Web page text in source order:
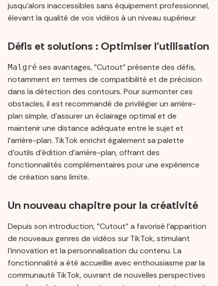
jusqu'alors inaccessibles sans équipement professionnel,
élevant la qualité de vos vidéos à un niveau supérieur.
Défis et solutions : Optimiser l'utilisation
Malgré ses avantages, "Cutout" présente des défis,
notamment en termes de compatibilité et de précision
dans la détection des contours. Pour surmonter ces
obstacles, il est recommandé de privilégier un arrière-
plan simple, d'assurer un éclairage optimal et de
maintenir une distance adéquate entre le sujet et
l'arrière-plan. TikTok enrichit également sa palette
d'outils d'édition d'arrière-plan, offrant des
fonctionnalités complémentaires pour une expérience
de création sans limite.
Un nouveau chapitre pour la créativité
Depuis son introduction, "Cutout" a favorisé l'apparition
de nouveaux genres de vidéos sur TikTok, stimulant
l'innovation et la personnalisation du contenu. La
fonctionnalité a été accueillie avec enthousiasme par la
communauté TikTok, ouvrant de nouvelles perspectives